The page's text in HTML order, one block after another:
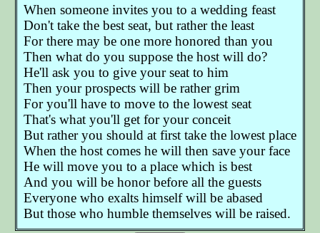
When someone invites you to a wedding feast
Don't take the best seat, but rather the least
For there may be one more honored than you
Then what do you suppose the host will do?
He'll ask you to give your seat to him
Then your prospects will be rather grim
For you'll have to move to the lowest seat
That's what you'll get for your conceit
But rather you should at first take the lowest place
When the host comes he will then save your face
He will move you to a place which is best
And you will be honor before all the guests
Everyone who exalts himself will be abased
But those who humble themselves will be raised.